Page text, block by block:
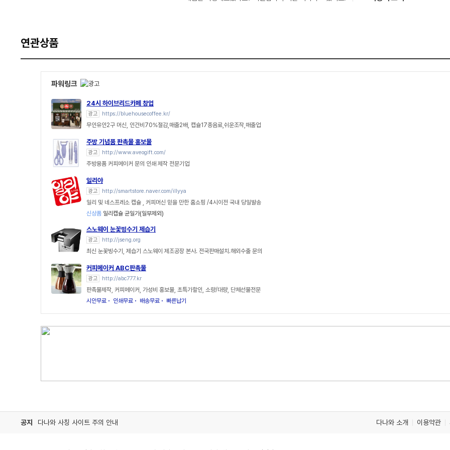
연관상품
파워링크
24시 하이브리드카페 창업
광고 https://bluehousecoffee.kr/
무인유인2구 머신, 인건비70%절감,매출2배, 캡슐17종음료,쉬운조작,매출업
주방 기념품 판촉물 홍보물
광고 http://www.aveogift.com/
주방용품 커피메이커 문의 인쇄 제작 전문기업
일리야
광고 http://smartstore.naver.com/illyya
일리 및 네스프레소 캡슐 , 커피머신 믿을 만한 홈쇼핑 /4시이전 국내 당일발송
신상품 일리캡슐 균일가(일부제외)
스노웨이 눈꽃빙수기 제습기
광고 http://jseng.org
최신 눈꽃빙수기, 제습기 스노웨이 제조공장 본사. 전국판매설치.해외수출 문의
커피메이커 ABC판촉물
광고 http://abc777.kr
판촉물제작, 커피메이커, 가성비 홍보물, 초특가할인, 소량/대량, 단체선물전문
시안무료
인쇄무료 배송무료 빠른납기
공지 다나와 사칭 사이트 주의 안내 다나와 소개 이용약관